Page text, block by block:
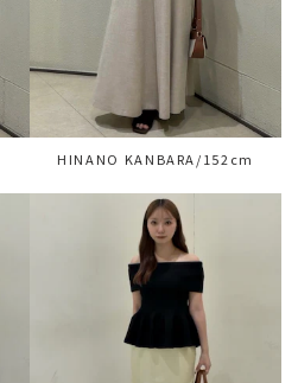
HINANO KANBARA/152cm